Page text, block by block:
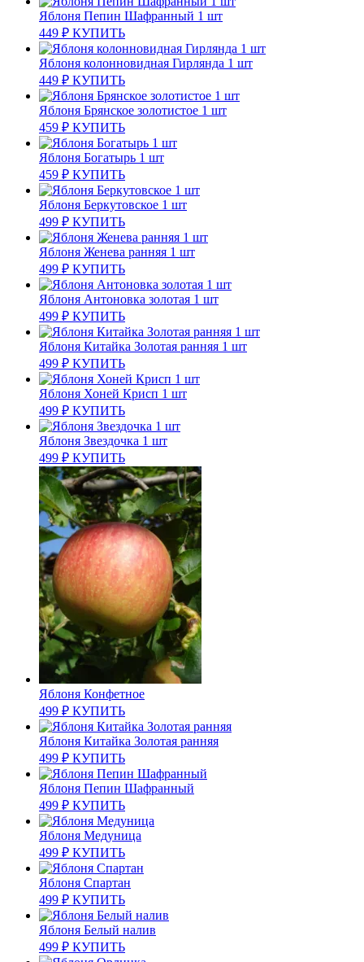
Яблоня Пепин Шафранный 1 шт
449 ₽ КУПИТЬ
Яблоня колонновидная Гирлянда 1 шт
449 ₽ КУПИТЬ
Яблоня Брянское золотистое 1 шт
459 ₽ КУПИТЬ
Яблоня Богатырь 1 шт
459 ₽ КУПИТЬ
Яблоня Беркутовское 1 шт
499 ₽ КУПИТЬ
Яблоня Женева ранняя 1 шт
499 ₽ КУПИТЬ
Яблоня Антоновка золотая 1 шт
499 ₽ КУПИТЬ
Яблоня Китайка Золотая ранняя 1 шт
499 ₽ КУПИТЬ
Яблоня Хоней Крисп 1 шт
499 ₽ КУПИТЬ
Яблоня Звездочка 1 шт
499 ₽ КУПИТЬ
Яблоня Конфетное
499 ₽ КУПИТЬ
Яблоня Китайка Золотая ранняя
499 ₽ КУПИТЬ
Яблоня Пепин Шафранный
499 ₽ КУПИТЬ
Яблоня Медуница
499 ₽ КУПИТЬ
Яблоня Спартан
499 ₽ КУПИТЬ
Яблоня Белый налив
499 ₽ КУПИТЬ